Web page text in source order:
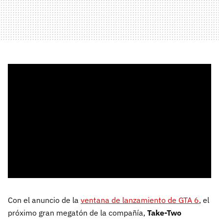
Con el anuncio de la ventana de lanzamiento de GTA 6, el
próximo gran megatón de la compañía, Take-Two